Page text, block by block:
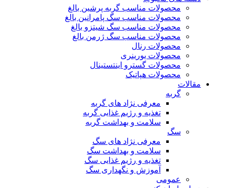
محصولات مناسب گربه پرشین بالغ
محصولات مناسب سگ پامرانین بالغ
محصولات مناسب سگ شیتزو بالغ
محصولات مناسب سگ ژرمن بالغ
محصولات رنال
محصولات یورینری
محصولات گسترو اینتستینال
محصولات هپاتیک
مقالات
گربه
معرفی نژاد های گربه
تغذیه و رژیم غذایی گربه
سلامت و بهداشت گربه
سگ
معرفی نژاد های سگ
سلامت و بهداشت سگ
تغذیه و رژیم غذایی سگ
آموزش و نگهداری سگ
عمومی